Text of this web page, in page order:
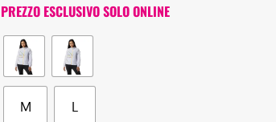
PREZZO ESCLUSIVO SOLO ONLINE
M L